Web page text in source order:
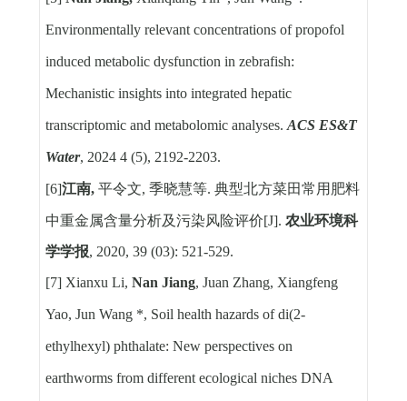
Environmentally relevant concentrations of propofol
induced metabolic dysfunction in zebrafish:
Mechanistic insights into integrated hepatic
transcriptomic and metabolomic analyses.ACS ES&T
Water, 2024 4 (5), 2192-2203.
[6]江南, 平令文, 季晓慧等. 典型北方菜田常用肥料
中重金属含量分析及污染风险评价[J]. 农业环境科
学学报, 2020, 39 (03): 521-529.
[7] Xianxu Li, Nan Jiang, Juan Zhang, Xiangfeng
Yao, Jun Wang *, Soil health hazards of di(2-
ethylhexyl) phthalate: New perspectives on
earthworms from different ecological niches DNA